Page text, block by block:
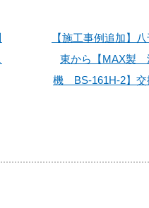
【施工事例追加】
東から【MAX製
機 BS-161H-2】交